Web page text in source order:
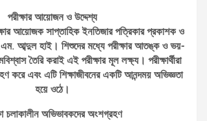
পরীক্ষার আয়োজন ও উদ্দেশ্য
আয়োজক সাপ্তাহিক ইনতিজার পত্রিকার প্রকাশক ও
আব্দুল হাই। শিশুদের মধ্যে পরীক্ষার আতঙ্ক ও ভয়-
তৈরি করাই এই পরীক্ষার মূল লক্ষ্য। পরীক্ষার্থীরা
করে এবং এটি শিক্ষাজীবনের একটি আনন্দময় অভিজ্ঞতা
হয়ে ওঠে।
চলাকালীন অভিভাবকদের অংশগ্রহণ